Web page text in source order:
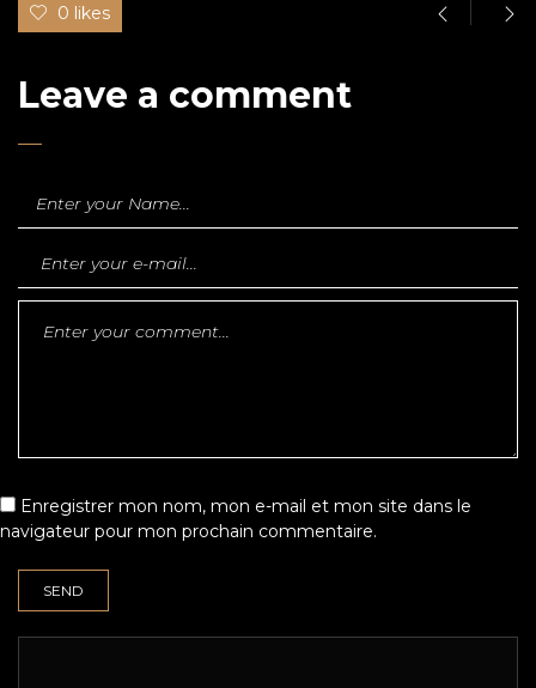
0 likes
Leave a comment
Enregistrer mon nom, mon e-mail et mon site dans le
navigateur pour mon prochain commentaire.